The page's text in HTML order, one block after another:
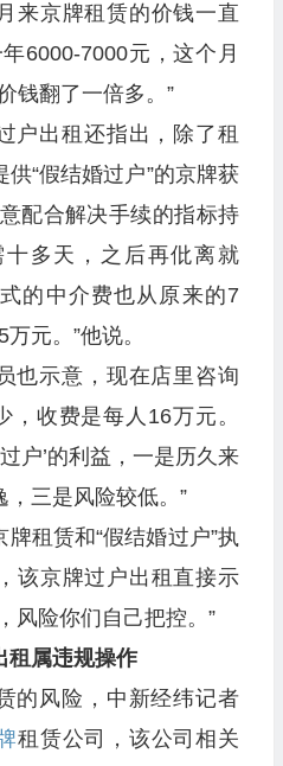
来京牌租赁的价钱一直
6000-7000元，这个月
钱翻了一倍多。”
出租还指出，除了租
“假结婚过户”的京牌获
配合解决手续的指标持
十多天，之后再仳离就
的中介费也从原来的7
元。”他说。
示意，现在店里咨询
，收费是每人16万元。
户’的利益，一是历久来
三是风险较低。”
租赁和“假结婚过户”执
该京牌过户出租直接示
风险你们自己把控。”
租属违规操作
风险，中新经纬记者
租赁公司，该公司相关